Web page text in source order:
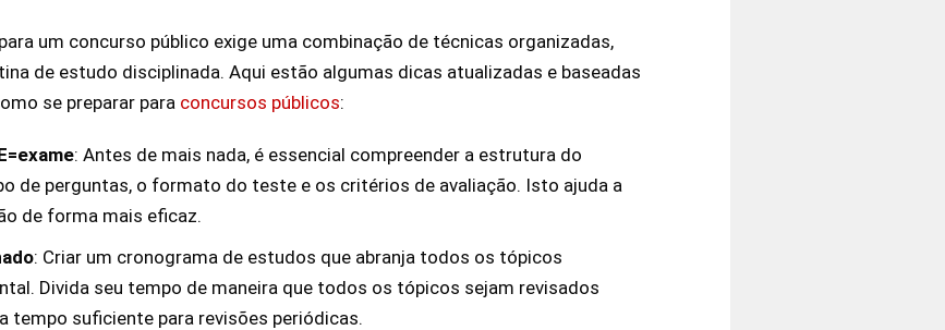
um concurso público exige uma combinação de técnicas organizadas,
de estudo disciplinada. Aqui estão algumas dicas atualizadas e baseadas
se preparar para concursos públicos:
: Antes de mais nada, é essencial compreender a estrutura do
de perguntas, o formato do teste e os critérios de avaliação. Isto ajuda a
de forma mais eficaz.
: Criar um cronograma de estudos que abranja todos os tópicos
Divida seu tempo de maneira que todos os tópicos sejam revisados
tempo suficiente para revisões periódicas.